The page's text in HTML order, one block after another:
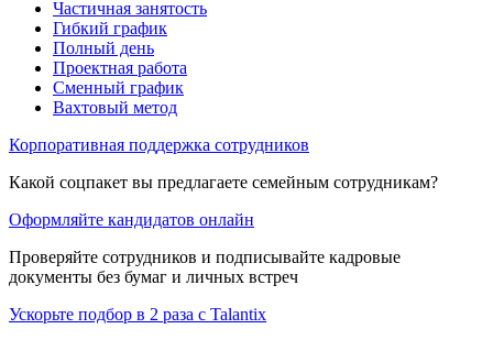
Частичная занятость
Гибкий график
Полный день
Проектная работа
Сменный график
Вахтовый метод
Корпоративная поддержка сотрудников
Какой соцпакет вы предлагаете семейным сотрудникам?
Оформляйте кандидатов онлайн
Проверяйте сотрудников и подписывайте кадровые
документы без бумаг и личных встреч
Ускорьте подбор в 2 раза с Talantix